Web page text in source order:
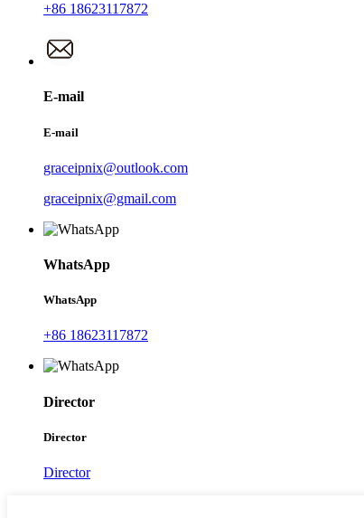
+86 18623117872
E-mail
E-mail
graceipnix@outlook.com
graceipnix@gmail.com
WhatsApp
WhatsApp
+86 18623117872
Director
Director
Director